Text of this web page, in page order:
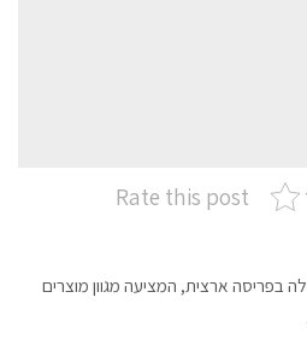
Rate this post
בפריסה ארצית, המציעה מגוון מוצרים